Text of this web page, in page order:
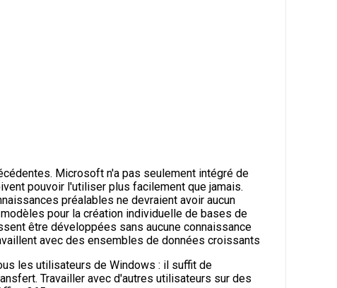
Microsoft n'a pas seulement intégré de
pouvoir l'utiliser plus facilement que jamais.
préalables ne devraient avoir aucun
pour la création individuelle de bases de
être développées sans aucune connaissance
avec des ensembles de données croissants
les utilisateurs de Windows : il suffit de
Travailler avec d'autres utilisateurs sur des